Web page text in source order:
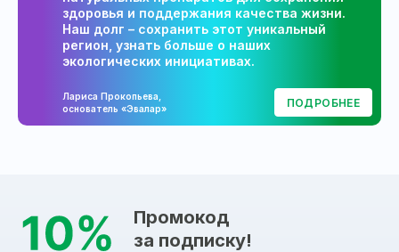
здоровья и поддержания качества жизни.
Наш долг – сохранить этот уникальный
регион, узнать больше о наших
экологических инициативах.
Лариса Прокопьева,
основатель «Эвалар»
ПОДРОБНЕЕ
Промокод
за подписку!